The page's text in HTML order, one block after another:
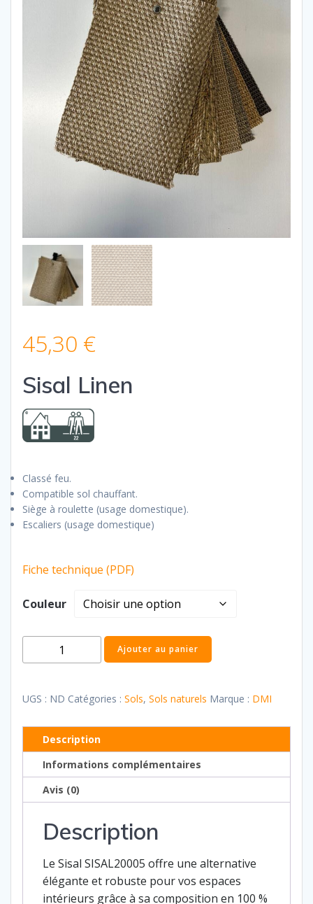
45,30 €
Sisal Linen
Classé feu.
Compatible sol chauffant.
Siège à roulette (usage domestique).
Escaliers (usage domestique)
Fiche technique (PDF)
Couleur
quantité
de
Linen
Ajouter au panier
UGS : ND Catégories : Sols, Sols naturels Marque : DMI
Description
Informations complémentaires
Avis (0)
Description
Le Sisal SISAL20005 offre une alternative
élégante et robuste pour vos espaces
intérieurs grâce à sa composition en 100 %